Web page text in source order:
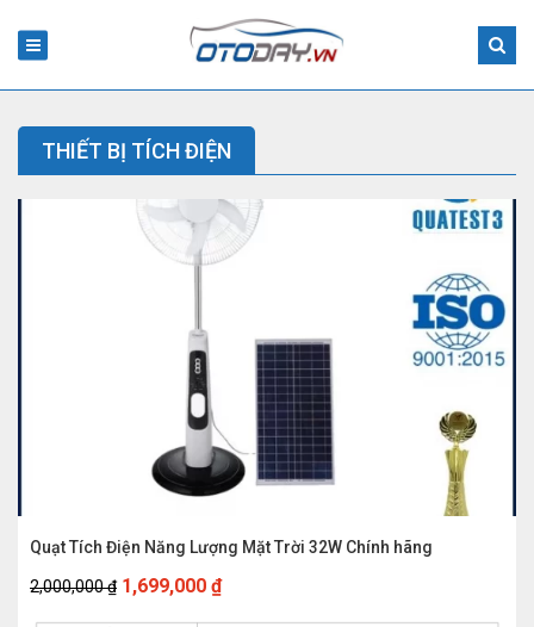
THIẾT BỊ TÍCH ĐIỆN
Quạt Tích Điện Năng Lượng Mặt Trời 32W Chính hãng
2,000,000₫ Giá
1,699,000 ₫Giá